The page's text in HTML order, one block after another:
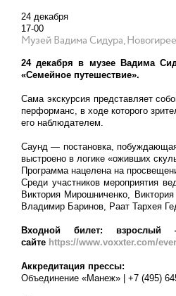
24 декабря
17-00
Музей Вадима Сидура,
24 декабря в музее Вадима
«Семейное путешествие».
Сама экскурсия представляет
перформанс, в ходе которого
его наблюдателем.
Саунд — постановка, побуждающая
выстроено в логике «оживших
Программа нацелена на
Среди участников мероприятия
Виктория Мирошниченко,
Владимир Баринов, Раат Тархея
Входной билет:
сайте https://www.voxxter.com/
Аккредитация прессы:
Объединение «Манеж» | +7 (495)